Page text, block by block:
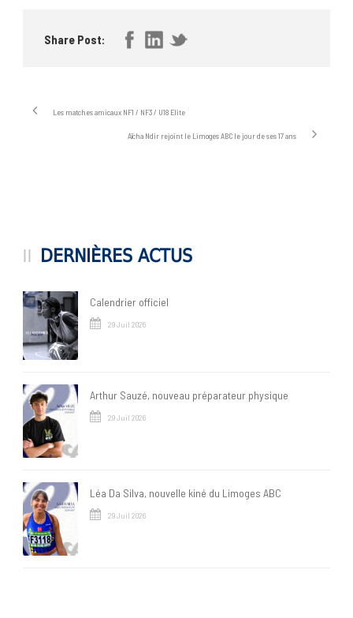
Share Post:
Les matches amicaux NF1 / NF3 / U18 Elite
Aïcha Ndir rejoint le Limoges ABC le jour de ses 17 ans
DERNIÈRES ACTUS
Calendrier officiel
29 Juil 2026
Arthur Sauzé, nouveau préparateur physique
29 Juil 2026
Léa Da Silva, nouvelle kiné du Limoges ABC
29 Juil 2026